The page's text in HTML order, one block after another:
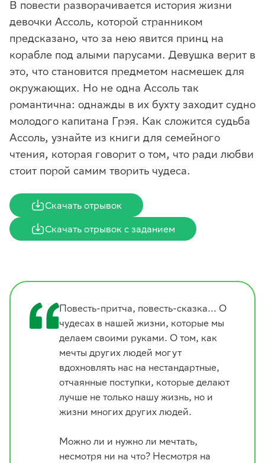
В повести разворачивается история жизни
девочки Ассоль, которой странником
предсказано, что за нею явится принц на
корабле под алыми парусами. Девушка верит в
это, что становится предметом насмешек для
окружающих. Но не одна Ассоль так
романтична: однажды в их бухту заходит судно
молодого капитана Грэя. Как сложится судьба
Ассоль, узнайте из книги для семейного
чтения, которая говорит о том, что ради любви
стоит порой самим творить чудеса.
Скачать отрывок
Скачать отрывок с заданием
Повесть-притча, повесть-сказка… О
чудесах в нашей жизни, которые мы
делаем своими руками. О том, как
мечты других людей могут
вдохновлять нас на нестандартные,
отчаянные поступки, которые делают
лучше не только нашу жизнь, но и
жизни многих других людей.
Можно ли и нужно ли мечтать,
несмотря ни на что? Несмотря на